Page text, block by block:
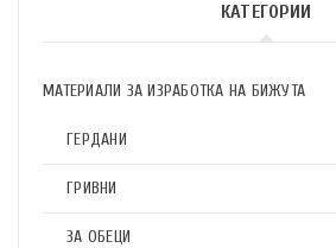
КАТЕГОРИИ
МАТЕРИАЛИ ЗА ИЗРАБОТКА НА БИЖУТА
ГЕРДАНИ
ГРИВНИ
ЗА ОБЕЦИ